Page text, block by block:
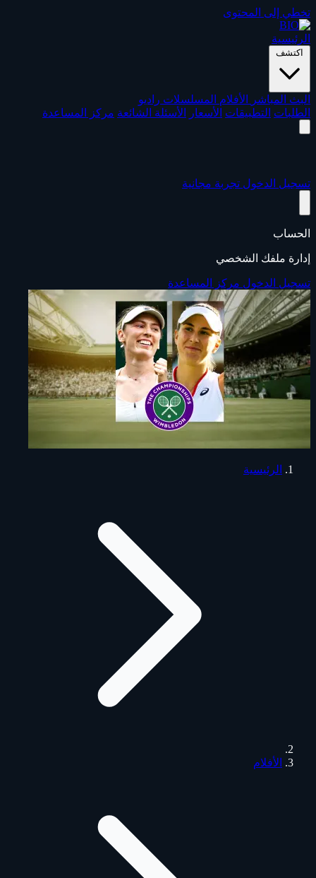
تخطي إلى المحتوى
الرئيسية
اكتشف
البث المباشر الأفلام المسلسلات راديو
الطلبات التطبيقات الأسعار الأسئلة الشائعة مركز المساعدة
تسجيل الدخول تجربة مجانية
الحساب
إدارة ملفك الشخصي
تسجيل الدخول مركز المساعدة
الرئيسية
الأفلام